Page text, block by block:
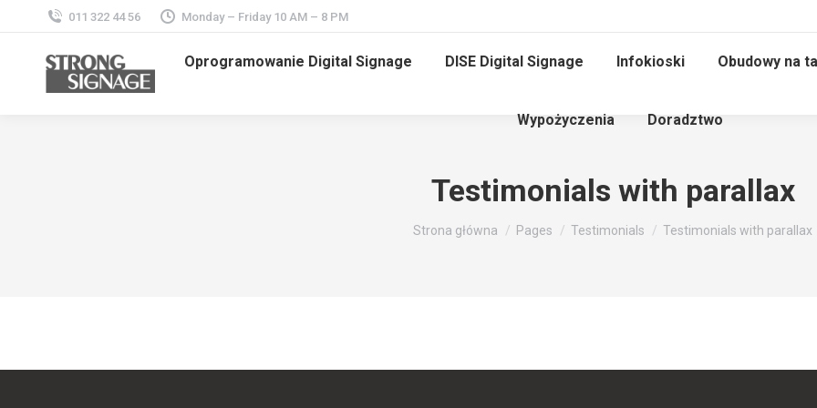
011 322 44 56 Monday – Friday 10 AM – 8 PM
Oprogramowanie Digital Signage DISE Digital Signage Infokioski Obudowy na
Wypożyczenia Doradztwo
Testimonials with parallax
Jesteś tutaj:
Strona główna Pages Testimonials Testimonials with parallax